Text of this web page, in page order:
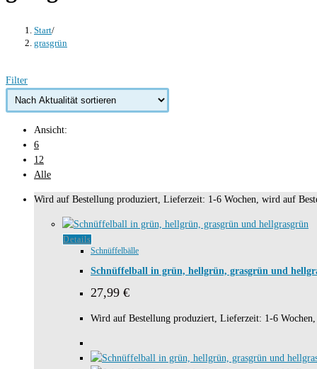
Start/
grasgrün
Filter
Ansicht:
6
12
Alle
Wird auf Bestellung produziert, Lieferzeit: 1-6 Wochen, wird auf
Details
Schnüffelbälle
Schnüffelball in grün, hellgrün, grasgrün und
27,99 €
Wird auf Bestellung produziert, Lieferzeit: 1-6